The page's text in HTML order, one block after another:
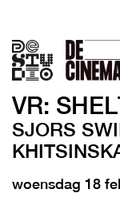
VR:
SJORS
woensdag 18